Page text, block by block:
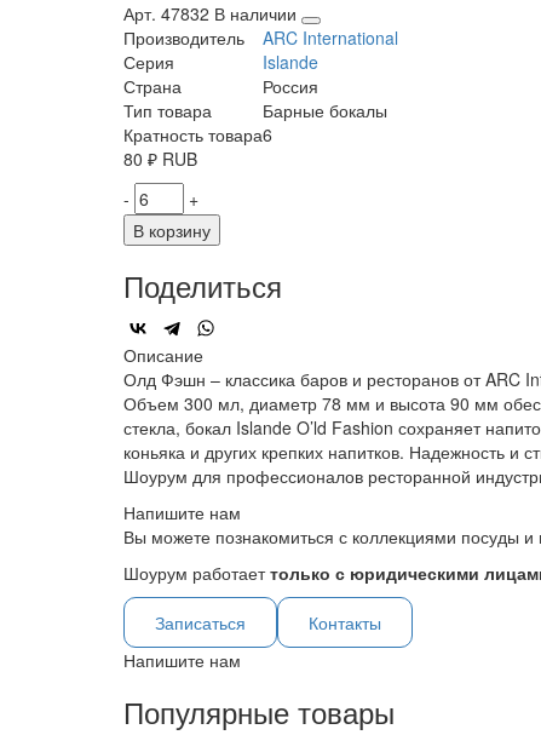
Арт. 47832 В наличии
Производитель
ARC International
Серия
Islande
Страна
Россия
Тип товара
Барные бокалы
Кратность товара6
80 ₽ RUB
-
+
В корзину
Поделиться
Описание
Олд Фэшн – классика баров и ресторанов от ARC
Объем 300 мл, диаметр 78 мм и высота 90 мм
стекла, бокал Islande O’ld Fashion сохраняет
коньяка и других крепких напитков. Надежность и
Шоурум для профессионалов ресторанной
Напишите нам
Вы можете познакомиться с коллекциями посуды
Шоурум работаеттолько с юридическими
Записаться
Контакты
Напишите нам
Популярные товары